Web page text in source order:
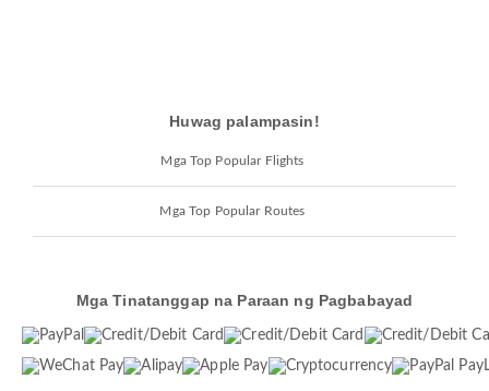
Huwag palampasin!
Mga Top Popular Flights
Mga Top Popular Routes
Mga Tinatanggap na Paraan ng Pagbabayad